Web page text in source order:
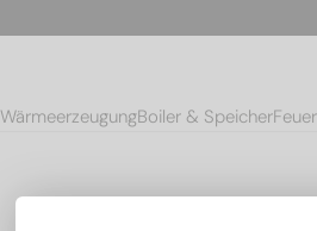
WärmeerzeugungBoiler & Speicher